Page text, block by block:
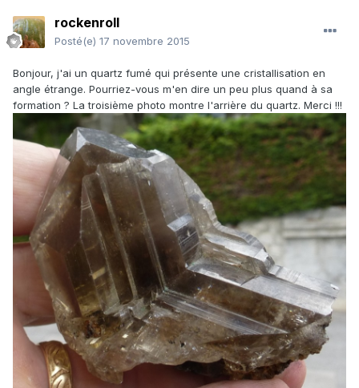
rockenroll
Posté(e) 17 novembre 2015
Bonjour, j'ai un quartz fumé qui présente une cristallisation en
angle étrange. Pourriez-vous m'en dire un peu plus quand à sa
formation ? La troisième photo montre l'arrière du quartz. Merci !!!